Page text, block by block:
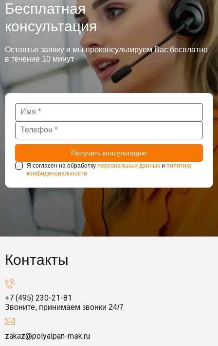
Бесплатная
консультация
Оставтье заявку и мы проконсультируем Вас бесплатно
в течение 10 минут
Я согласен на обработку персональных данных и политику
конфиденциальности
Контакты
+7 (495) 230-21-81
Звоните, принимаем звонки 24/7
zakaz@polyalpan-msk.ru